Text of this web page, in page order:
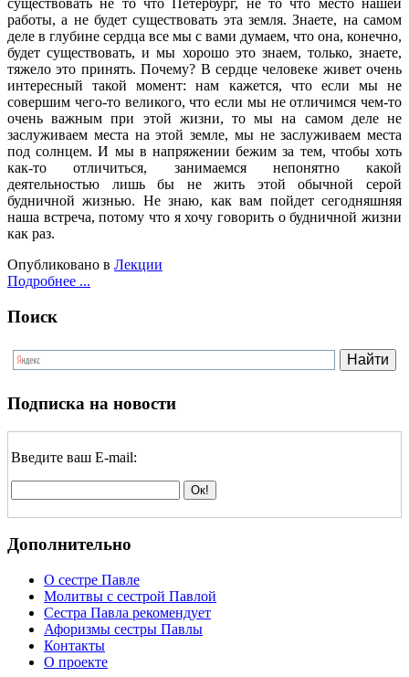
работы, а не будет существовать эта земля. Знаете, на самом
деле в глубине сердца все мы с вами думаем, что она, конечно,
будет существовать, и мы хорошо это знаем, только, знаете,
тяжело это принять. Почему? В сердце человеке живет очень
интересный такой момент: нам кажется, что если мы не
совершим чего-то великого, что если мы не отличимся чем-то
очень важным при этой жизни, то мы на самом деле не
заслуживаем места на этой земле, мы не заслуживаем места
под солнцем. И мы в напряжении бежим за тем, чтобы хоть
как-то отличиться, занимаемся непонятно какой
деятельностью лишь бы не жить этой обычной серой
будничной жизнью. Не знаю, как вам пойдет сегодняшняя
наша встреча, потому что я хочу говорить о будничной жизни
как раз.
Опубликовано в Лекции
Подробнее ...
Поиск
Подписка на новости
Введите ваш E-mail:
Дополнительно
О сестре Павле
Молитвы с сестрой Павлой
Сестра Павла рекомендует
Афоризмы сестры Павлы
Контакты
О проекте